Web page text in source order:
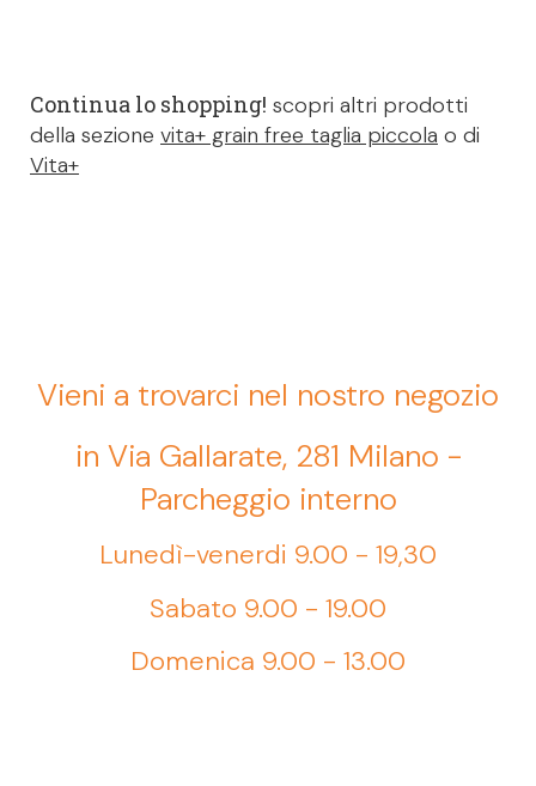
Continua lo shopping! scopri altri prodotti
della sezione vita+ grain free taglia piccola o di
Vita+
Vieni a trovarci nel nostro negozio
in Via Gallarate, 281 Milano -
Parcheggio interno
Lunedì-venerdi 9.00 - 19,30
Sabato 9.00 - 19.00
Domenica 9.00 - 13.00